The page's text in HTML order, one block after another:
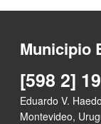
Municipio
[598 2]
Eduardo V.
Montevideo,